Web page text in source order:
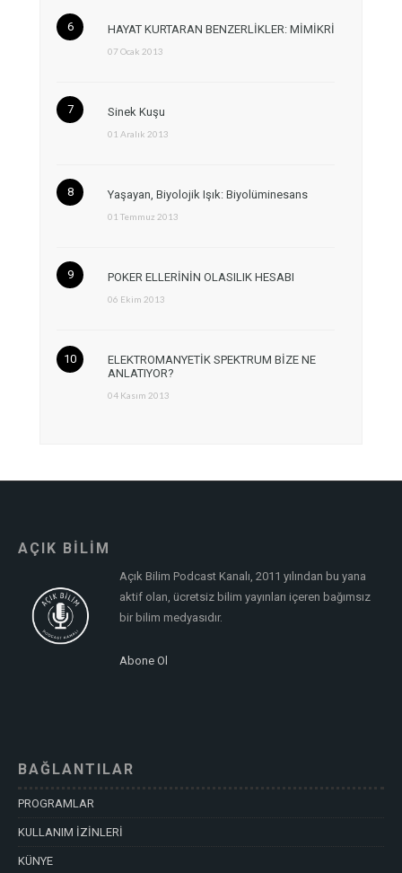
HAYAT KURTARAN BENZERLİKLER: MİMİKRİ
07 Ocak 2013
Sinek Kuşu
01 Aralık 2013
Yaşayan, Biyolojik Işık: Biyolüminesans
01 Temmuz 2013
POKER ELLERİNİN OLASILIK HESABI
06 Ekim 2013
ELEKTROMANYETİK SPEKTRUM BİZE NE
ANLATIYOR?
04 Kasım 2013
AÇIK BİLİM
Açık Bilim Podcast Kanalı, 2011 yılından bu yana
aktif olan, ücretsiz bilim yayınları içeren bağımsız
bir bilim medyasıdır.
Abone Ol
BAĞLANTILAR
PROGRAMLAR
KULLANIM İZİNLERİ
KÜNYE